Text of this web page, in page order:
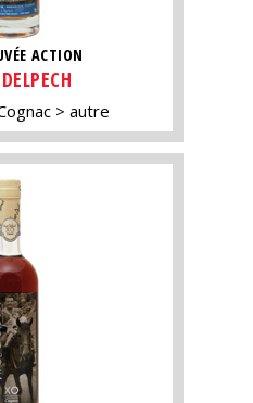
ACTION
autre